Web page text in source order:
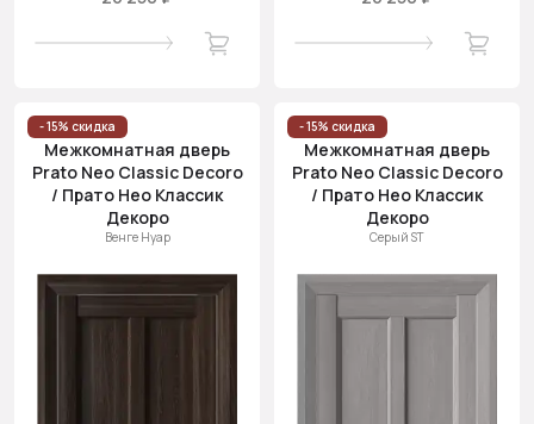
- 15% скидка
Межкомнатная дверь
Prato Neo Classic Decoro
/ Прато Нео Классик
Декоро
Венге Нуар
- 15% скидка
Межкомнатная дверь
Prato Neo Classic Decoro
/ Прато Нео Классик
Декоро
Серый ST